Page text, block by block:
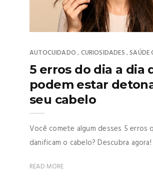
AUTOCUIDADO , CURIOSIDADES ,SAÚDE
5 erros do dia a dia
podem estar
seu cabelo
Você comete algum desses 5 erros
danificam o cabelo? Descubra agora!
READ MORE